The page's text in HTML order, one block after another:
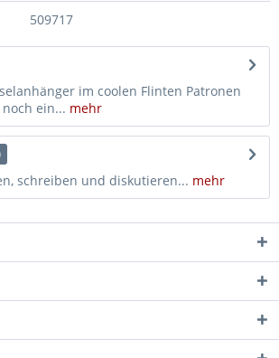
509717
im coolen Flinten Patronen
ein... mehr
schreiben und diskutieren... mehr